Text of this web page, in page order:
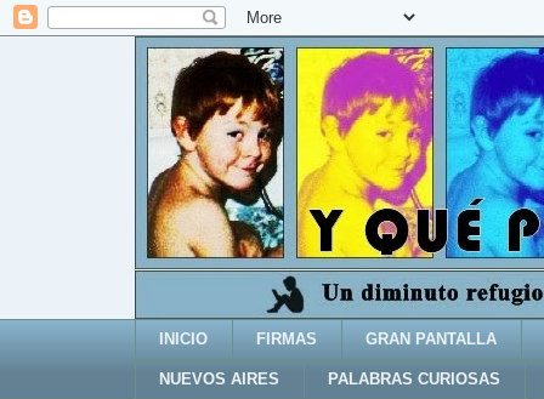
INICIO FIRMAS GRAN PANTALLA
NUEVOS AIRES PALABRAS CURIOSAS